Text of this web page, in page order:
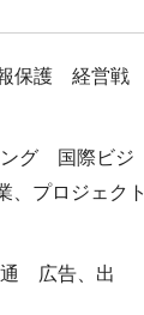
保護 経営戦
グ 国際ビジ
プロジェクト
広告、出